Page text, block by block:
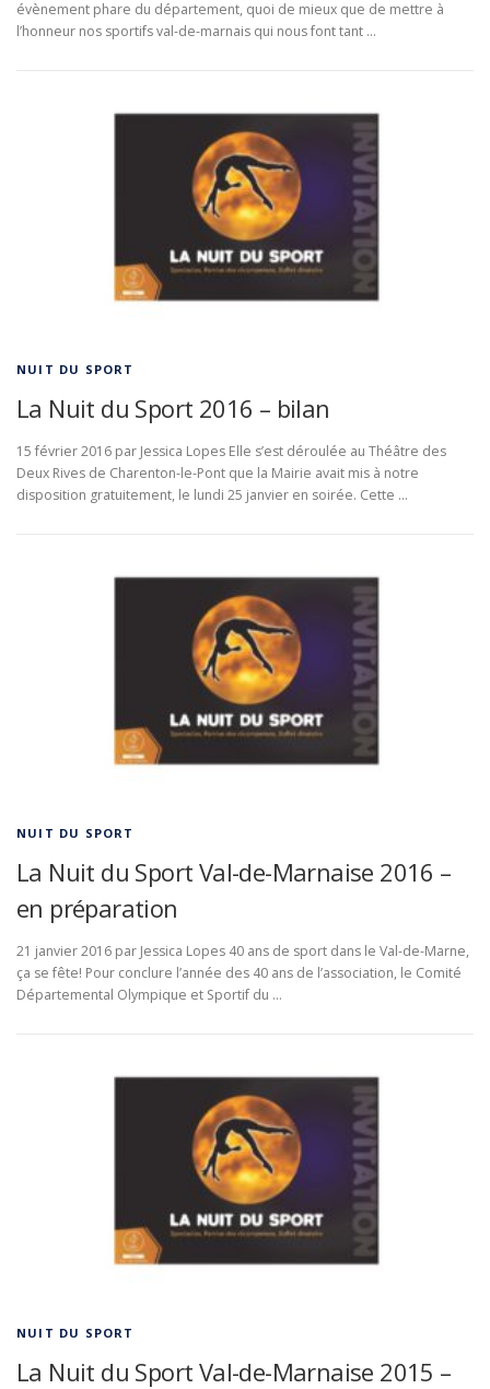
évènement phare du département, quoi de mieux que de mettre à
l’honneur nos sportifs val-de-marnais qui nous font tant …
NUIT DU SPORT
La Nuit du Sport 2016 – bilan
15 février 2016 par Jessica Lopes Elle s’est déroulée au Théâtre des
Deux Rives de Charenton-le-Pont que la Mairie avait mis à notre
disposition gratuitement, le lundi 25 janvier en soirée. Cette …
NUIT DU SPORT
La Nuit du Sport Val-de-Marnaise 2016 –
en préparation
21 janvier 2016 par Jessica Lopes 40 ans de sport dans le Val-de-Marne,
ça se fête! Pour conclure l’année des 40 ans de l’association, le Comité
Départemental Olympique et Sportif du …
NUIT DU SPORT
La Nuit du Sport Val-de-Marnaise 2015 –